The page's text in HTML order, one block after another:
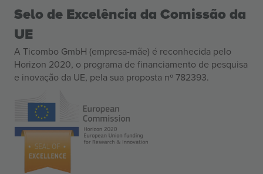
Selo de Excelência da Comissão da
UE
A Ticombo GmbH (empresa-mãe) é reconhecida pelo
Horizon 2020, o programa de financiamento de pesquisa
e inovação da UE, pela sua proposta nº 782393.